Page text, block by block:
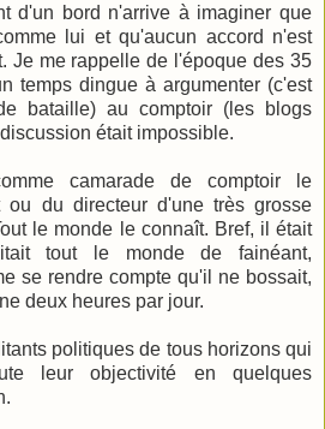
d'un bord n'arrive à imaginer que
lui et qu'aucun accord n'est
Je me rappelle de l'époque des 35
temps dingue à argumenter (c'est
bataille) au comptoir (les blogs
était impossible.
camarade de comptoir le
ou du directeur d'une très grosse
le monde le connaît. Bref, il était
tout le monde de fainéant,
se rendre compte qu'il ne bossait,
deux heures par jour.
politiques de tous horizons qui
leur objectivité en quelques